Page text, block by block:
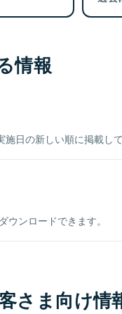
情報
日の新しい順に掲載して
ンロードできます。
さま向け情